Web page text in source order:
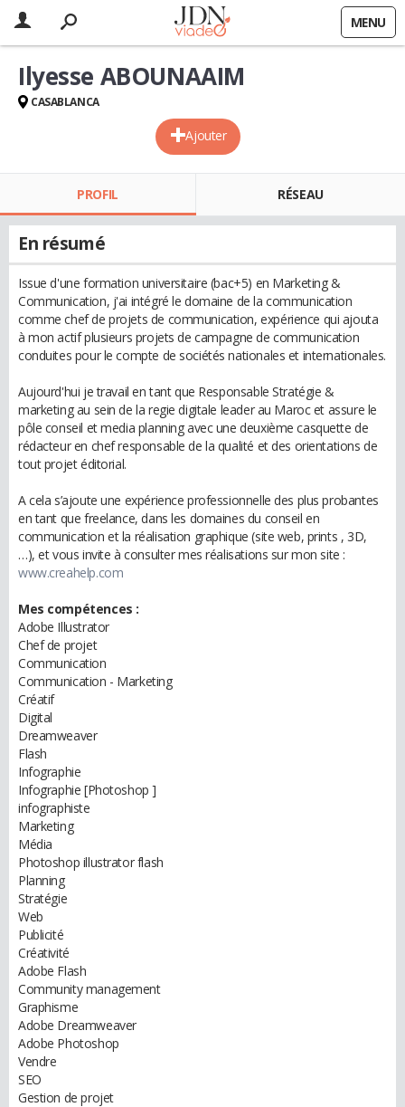
MENU
Ajouter
Ilyesse ABOUNAAIM
CASABLANCA
PROFIL RÉSEAU
En résumé
Issue d'une formation universitaire (bac+5) en Marketing &
Communication, j'ai intégré le domaine de la communication
comme chef de projets de communication, expérience qui ajouta
à mon actif plusieurs projets de campagne de communication
conduites pour le compte de sociétés nationales et internationales.
Aujourd'hui je travail en tant que Responsable Stratégie &
marketing au sein de la regie digitale leader au Maroc et assure le
pôle conseil et media planning avec une deuxième casquette de
rédacteur en chef responsable de la qualité et des orientations de
tout projet éditorial.
A cela s’ajoute une expérience professionnelle des plus probantes
en tant que freelance, dans les domaines du conseil en
communication et la réalisation graphique (site web, prints , 3D,
…), et vous invite à consulter mes réalisations sur mon site :
www.creahelp.com
Mes compétences :
Adobe Illustrator
Chef de projet
Communication
Communication - Marketing
Créatif
Digital
Dreamweaver
Flash
Infographie
Infographie [Photoshop ]
infographiste
Marketing
Média
Photoshop illustrator flash
Planning
Stratégie
Web
Publicité
Créativité
Adobe Flash
Community management
Graphisme
Adobe Dreamweaver
Adobe Photoshop
Vendre
SEO
Gestion de projet